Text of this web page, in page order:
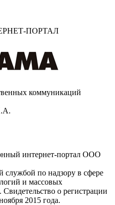
ПОРТАЛ
коммуникаций
интернет-портал ООО
службой по надзору в сфере
и массовых
о регистрации
2015 года.